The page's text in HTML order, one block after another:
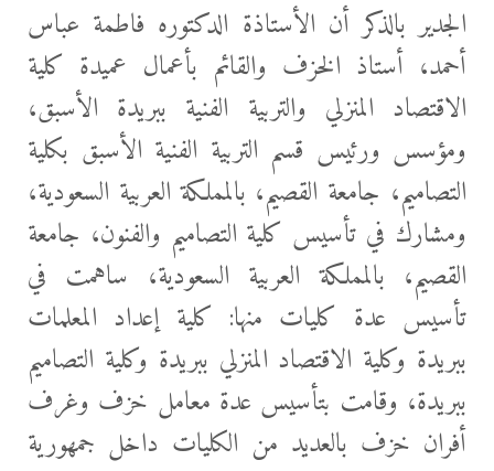
الجدير بالذكر أن الأستاذة الدكتوره فاطمة عباس
أحمد، أستاذ الخزف والقائم بأعمال عميدة كلية
الاقتصاد المنزلي والتربية الفنية ببريدة الأسبق،
ومؤسس ورئيس قسم التربية الفنية الأسبق بكلية
التصاميم، جامعة القصيم، بالمملكة العربية السعودية،
ومشارك في تأسيس كلية التصاميم والفنون، جامعة
القصيم، بالمملكة العربية السعودية، ساهمت في
تأسيس عدة كليات منها: كلية إعداد المعلمات
ببريدة وكلية الاقتصاد المنزلي ببريدة وكلية التصاميم
ببريدة، وقامت بتأسيس عدة معامل خزف وغرف
أفران خزف بالعديد من الكليات داخل جمهورية